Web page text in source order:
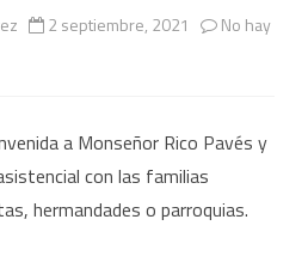
2 septiembre, 2021
No hay
a Monseñor Rico Pavés y
con las familias
hermandades o parroquias.